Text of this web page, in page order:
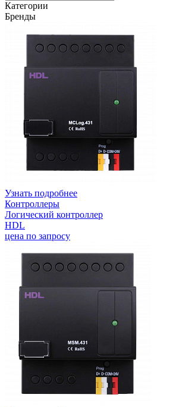
Категории
Бренды
Узнать подробнее
Контроллеры
Логический контроллер
HDL
цена по запросу